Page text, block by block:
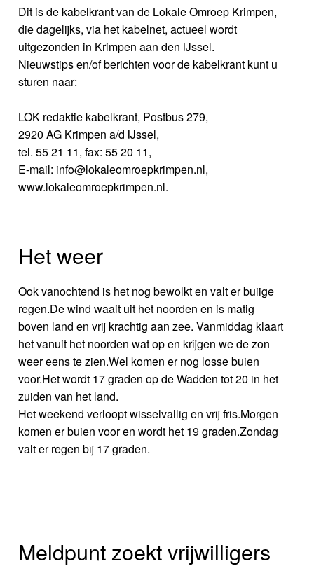
Dit is de kabelkrant van de Lokale Omroep Krimpen,
die dagelijks, via het kabelnet, actueel wordt
uitgezonden in Krimpen aan den IJssel.
Nieuwstips en/of berichten voor de kabelkrant kunt u
sturen naar:
LOK redaktie kabelkrant, Postbus 279,
2920 AG Krimpen a/d IJssel,
tel. 55 21 11, fax: 55 20 11,
E-mail: info@lokaleomroepkrimpen.nl,
www.lokaleomroepkrimpen.nl.
Het weer
Ook vanochtend is het nog bewolkt en valt er buiige
regen.De wind waait uit het noorden en is matig
boven land en vrij krachtig aan zee. Vanmiddag klaart
het vanuit het noorden wat op en krijgen we de zon
weer eens te zien.Wel komen er nog losse buien
voor.Het wordt 17 graden op de Wadden tot 20 in het
zuiden van het land.
Het weekend verloopt wisselvallig en vrij fris.Morgen
komen er buien voor en wordt het 19 graden.Zondag
valt er regen bij 17 graden.
Meldpunt zoekt vrijwilligers